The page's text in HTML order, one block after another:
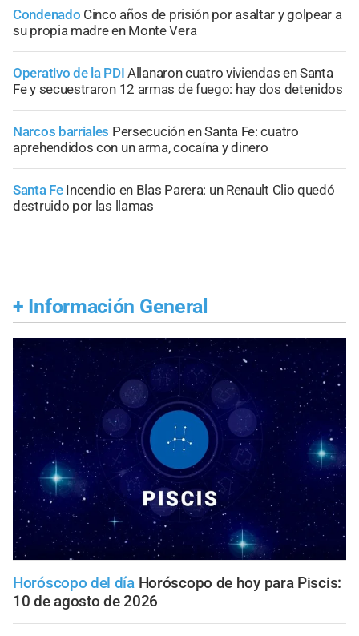
Condenado Cinco años de prisión por asaltar y golpear a
su propia madre en Monte Vera
Operativo de la PDI Allanaron cuatro viviendas en Santa
Fe y secuestraron 12 armas de fuego: hay dos detenidos
Narcos barriales Persecución en Santa Fe: cuatro
aprehendidos con un arma, cocaína y dinero
Santa Fe Incendio en Blas Parera: un Renault Clio quedó
destruido por las llamas
+ Información General
Horóscopo del día Horóscopo de hoy para Piscis:
10 de agosto de 2026